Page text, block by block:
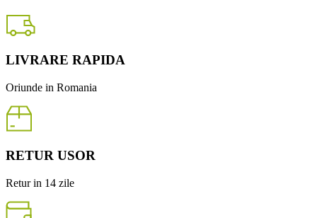
LIVRARE RAPIDA
Oriunde in Romania
RETUR USOR
Retur in 14 zile